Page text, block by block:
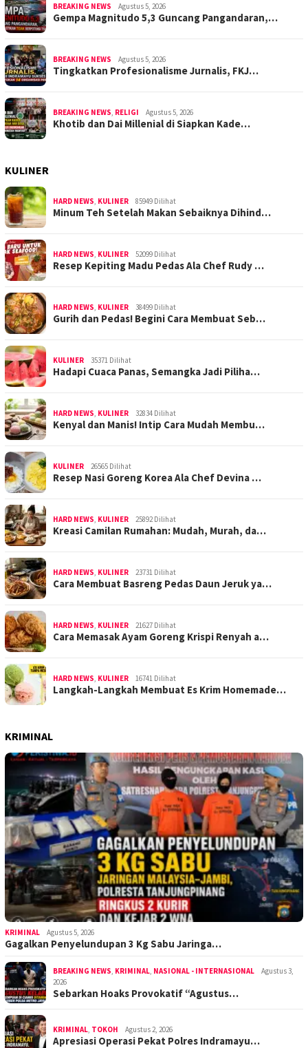
BREAKING NEWS Agustus 5, 2026
Gempa Magnitudo 5,3 Guncang Pangandaran,…
BREAKING NEWS Agustus 5, 2026
Tingkatkan Profesionalisme Jurnalis, FKJ…
BREAKING NEWS RELIGI Agustus 5, 2026
Khotib dan Dai Millenial di Siapkan Kade…
KULINER
HARD NEWS KULINER 85949 Dilihat
Minum Teh Setelah Makan Sebaiknya Dihind…
HARD NEWS KULINER 52099 Dilihat
Resep Kepiting Madu Pedas Ala Chef Rudy …
HARD NEWS KULINER 38499 Dilihat
Gurih dan Pedas! Begini Cara Membuat Seb…
KULINER 35371 Dilihat
Hadapi Cuaca Panas, Semangka Jadi Piliha…
HARD NEWS KULINER 32834 Dilihat
Kenyal dan Manis! Intip Cara Mudah Membu…
KULINER 26565 Dilihat
Resep Nasi Goreng Korea Ala Chef Devina …
HARD NEWS KULINER 25892 Dilihat
Kreasi Camilan Rumahan: Mudah, Murah, da…
HARD NEWS KULINER 23731 Dilihat
Cara Membuat Basreng Pedas Daun Jeruk ya…
HARD NEWS KULINER 21627 Dilihat
Cara Memasak Ayam Goreng Krispi Renyah a…
HARD NEWS KULINER 16741 Dilihat
Langkah-Langkah Membuat Es Krim Homemade…
KRIMINAL
KRIMINAL Agustus 5, 2026
Gagalkan Penyelundupan 3 Kg Sabu Jaringa…
BREAKING NEWS KRIMINAL NASIONAL - INTERNASIONAL
Agustus 3,
2026
Sebarkan Hoaks Provokatif “Agustus…
KRIMINAL TOKOH Agustus 2, 2026
Apresiasi Operasi Pekat Polres Indramayu…